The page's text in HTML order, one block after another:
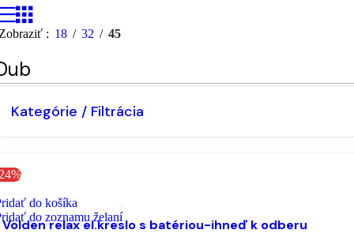
18 32 45
Kategórie / Filtrácia
do košíka
do zoznamu želaní
Volden relax el.kreslo s batériou-ihneď k odberu